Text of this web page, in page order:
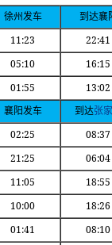
徐州发车 到达襄
11:23
22:41
05:10
16:15
01:55 13:02
襄阳发车 到达张
02:25
08:37
21:25
06:04
11:05
18:55
10:00
18:26
01:41
08:10